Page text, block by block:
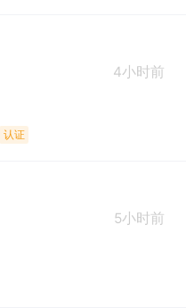
4小时前
认证
5小时前